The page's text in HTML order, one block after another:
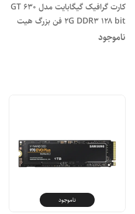
کارت گرافیک گیگابایت مدل GT 630
2G DDR3 ۱۲۸ bit فن بزرگ هیت
سینک دار(کارکرده در حد نو)
ناموجود
ناموجود